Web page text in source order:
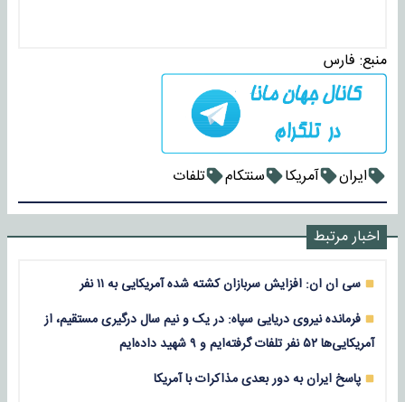
منبع: فارس
ایران آمریکا سنتکام تلفات
اخبار مرتبط
سی ان ان: افزایش سربازان کشته شده آمریکایی به ۱۱ نفر
فرمانده نیروی دریایی سپاه: در یک و نیم سال درگیری مستقیم، از
آمریکایی‌ها ۵۲ نفر تلفات گرفته‌ایم و ۹ شهید داده‌ایم
پاسخ ایران به دور بعدی مذاکرات با آمریکا